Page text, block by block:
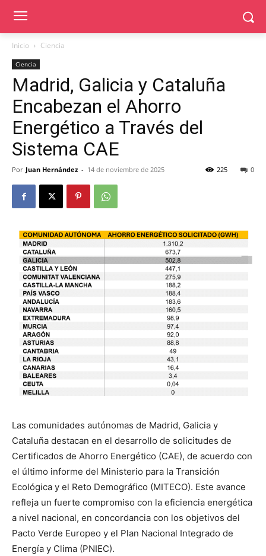
Inicio Ciencia
Ciencia
Madrid, Galicia y Cataluña
Encabezan el Ahorro
Energético a Través del
Sistema CAE
Por Juan Hernández - 14 de noviembre de 2025 0
225
Las comunidades autónomas de Madrid, Galicia y
Cataluña destacan en el desarrollo de solicitudes de
Certificados de Ahorro Energético (CAE), de acuerdo con
el último informe del Ministerio para la Transición
Ecológica y el Reto Demográfico (MITECO). Este avance
refleja un fuerte compromiso con la eficiencia energética
a nivel nacional, en concordancia con los objetivos del
Pacto Verde Europeo y el Plan Nacional Integrado de
Energía y Clima (PNIEC).